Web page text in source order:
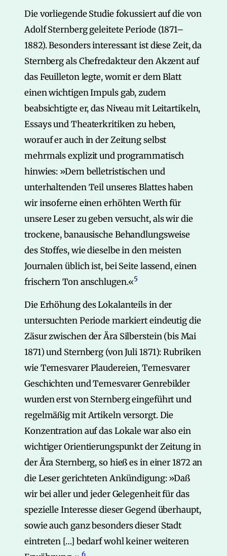
Die vorliegende Studie fokussiert auf die von
Adolf Sternberg geleitete Periode (1871–
1882). Besonders interessant ist diese Zeit, da
Sternberg als Chefredakteur den Akzent auf
das Feuilleton legte, womit er dem Blatt
einen wichtigen Impuls gab, zudem
beabsichtigte er, das Niveau mit Leitartikeln,
Essays und Theaterkritiken zu heben,
worauf er auch in der Zeitung selbst
mehrmals explizit und programmatisch
hinwies: »Dem belletristischen und
unterhaltenden Teil unseres Blattes haben
wir insoferne einen erhöhten Werth für
unsere Leser zu geben versucht, als wir die
trockene, banausische Behandlungsweise
des Stoffes, wie dieselbe in den meisten
Journalen üblich ist, bei Seite lassend, einen
frischern Ton anschlugen.«5
Die Erhöhung des Lokalanteils in der
untersuchten Periode markiert eindeutig die
Zäsur zwischen der Ära Silberstein (bis Mai
1871) und Sternberg (von Juli 1871): Rubriken
wie Temesvarer Plaudereien, Temesvarer
Geschichten und Temesvarer Genrebilder
wurden erst von Sternberg eingeführt und
regelmäßig mit Artikeln versorgt. Die
Konzentration auf das Lokale war also ein
wichtiger Orientierungspunkt der Zeitung in
der Ära Sternberg, so hieß es in einer 1872 an
die Leser gerichteten Ankündigung: »Daß
wir bei aller und jeder Gelegenheit für das
spezielle Interesse dieser Gegend überhaupt,
sowie auch ganz besonders dieser Stadt
eintreten […] bedarf wohl keiner weiteren
6